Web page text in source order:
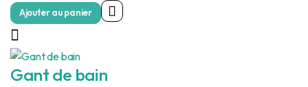
Ajouter au panier
Gant de bain